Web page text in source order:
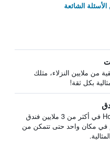
الشائعة
من ملايين النزلاء، مثلك
بكل ثقة!
يبحث HotelsCombined في أكثر من 3 ملايين فندق
في مكان واحد حتى تتمكن من